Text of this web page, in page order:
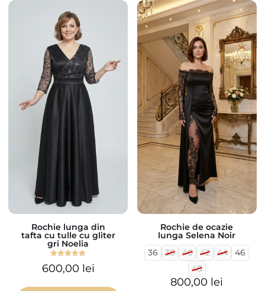
Rochie lunga din
tafta cu tulle cu gliter
gri Noelia
5.00
din 5
600,00 lei
Rochie de ocazie
lunga Selena Noir
36
38 40 42 44
46
48
800,00 lei